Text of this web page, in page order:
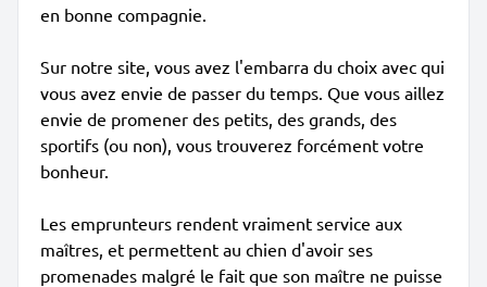
en bonne compagnie.
Sur notre site, vous avez l'embarra du choix avec qui
vous avez envie de passer du temps. Que vous aillez
envie de promener des petits, des grands, des
sportifs (ou non), vous trouverez forcément votre
bonheur.
Les emprunteurs rendent vraiment service aux
maîtres, et permettent au chien d'avoir ses
promenades malgré le fait que son maître ne puisse